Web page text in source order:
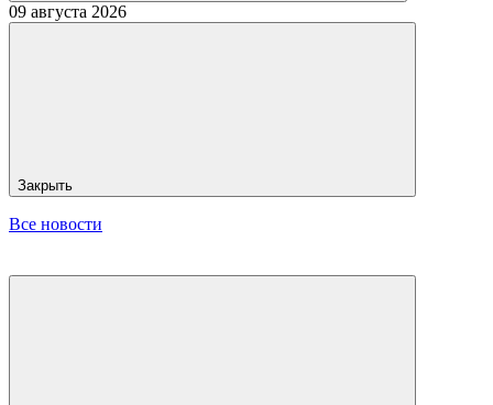
09 августа 2026
Закрыть
Все новости